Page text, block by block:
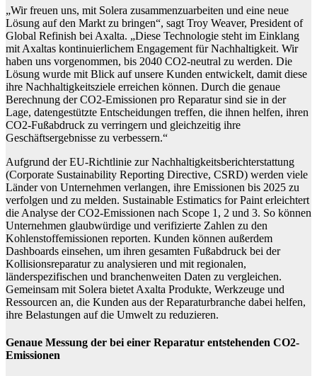
„Wir freuen uns, mit Solera zusammenzuarbeiten und eine neue
Lösung auf den Markt zu bringen“, sagt Troy Weaver, President of
Global Refinish bei Axalta. „Diese Technologie steht im Einklang
mit Axaltas kontinuierlichem Engagement für Nachhaltigkeit. Wir
haben uns vorgenommen, bis 2040 CO2-neutral zu werden. Die
Lösung wurde mit Blick auf unsere Kunden entwickelt, damit diese
ihre Nachhaltigkeitsziele erreichen können. Durch die genaue
Berechnung der CO2-Emissionen pro Reparatur sind sie in der
Lage, datengestützte Entscheidungen treffen, die ihnen helfen, ihren
CO2-Fußabdruck zu verringern und gleichzeitig ihre
Geschäftsergebnisse zu verbessern.“
Aufgrund der EU-Richtlinie zur Nachhaltigkeitsberichterstattung
(Corporate Sustainability Reporting Directive, CSRD) werden viele
Länder von Unternehmen verlangen, ihre Emissionen bis 2025 zu
verfolgen und zu melden. Sustainable Estimatics for Paint erleichtert
die Analyse der CO2-Emissionen nach Scope 1, 2 und 3. So können
Unternehmen glaubwürdige und verifizierte Zahlen zu den
Kohlenstoffemissionen reporten. Kunden können außerdem
Dashboards einsehen, um ihren gesamten Fußabdruck bei der
Kollisionsreparatur zu analysieren und mit regionalen,
länderspezifischen und branchenweiten Daten zu vergleichen.
Gemeinsam mit Solera bietet Axalta Produkte, Werkzeuge und
Ressourcen an, die Kunden aus der Reparaturbranche dabei helfen,
ihre Belastungen auf die Umwelt zu reduzieren.
Genaue Messung der bei einer Reparatur entstehenden CO2-
Emissionen